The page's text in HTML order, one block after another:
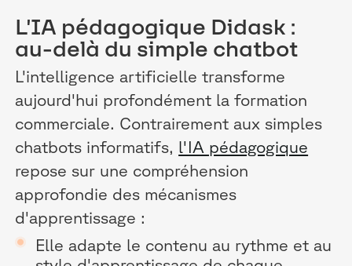
L'IA pédagogique Didask :
au-delà du simple chatbot
L'intelligence artificielle transforme
aujourd'hui profondément la formation
commerciale. Contrairement aux simples
chatbots informatifs, l'IA pédagogique
repose sur une compréhension
approfondie des mécanismes
d'apprentissage :
Elle adapte le contenu au rythme et au